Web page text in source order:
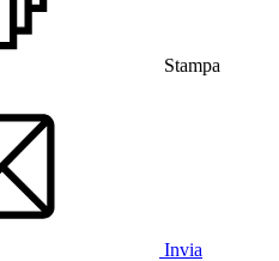
Stampa
Invia